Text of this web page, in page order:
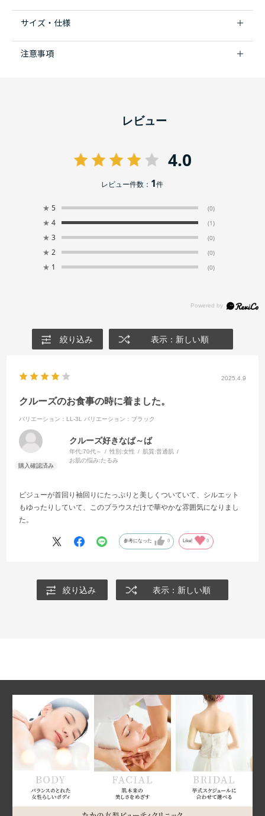
サイズ・仕様
注意事項
レビュー
4.0
レビュー件数： 1件
★ 5 (0)
★ 4 (1)
★ 3 (0)
★ 2 (0)
★ 1 (0)
絞り込み 表示：新しい順
2025.4.9
クルーズのお食事の時に着ました。
バリエーション：LL-3L バリエーション：ブラック
クルーズ好きなば～ば
年代:70代～ 性別:女性 肌質:普通肌
お肌の悩み:たるみ
ビジューが首回り袖回りにたっぷりと美しくついていて、シルエット
もゆったりしていて、このブラウスだけで華やかな雰囲気になりまし
た。
参考になった 0 Like! 0
絞り込み 表示：新しい順